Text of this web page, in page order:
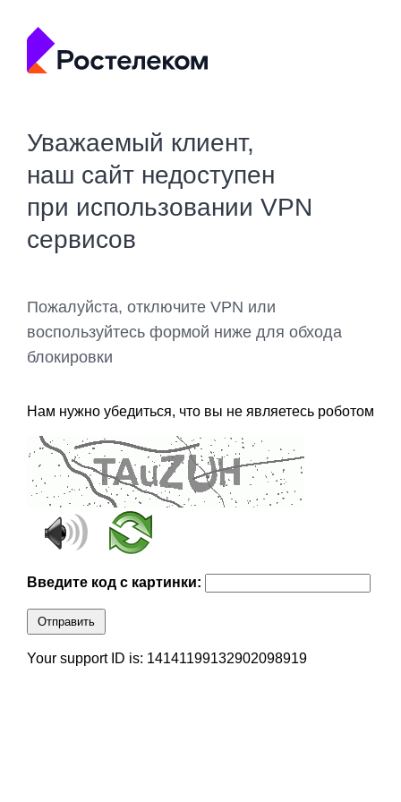
Уважаемый клиент,
наш сайт недоступен
при использовании VPN
сервисов
Пожалуйста, отключите VPN или
воспользуйтесь формой ниже для обхода
блокировки
Нам нужно убедиться, что вы не являетесь роботом
Введите код с картинки:
Отправить
Your support ID is: 14141199132902098919